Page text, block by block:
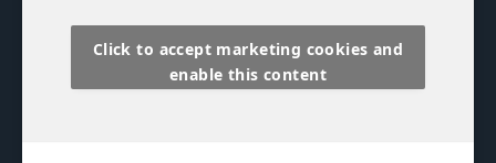
Click to accept marketing cookies and
enable this content